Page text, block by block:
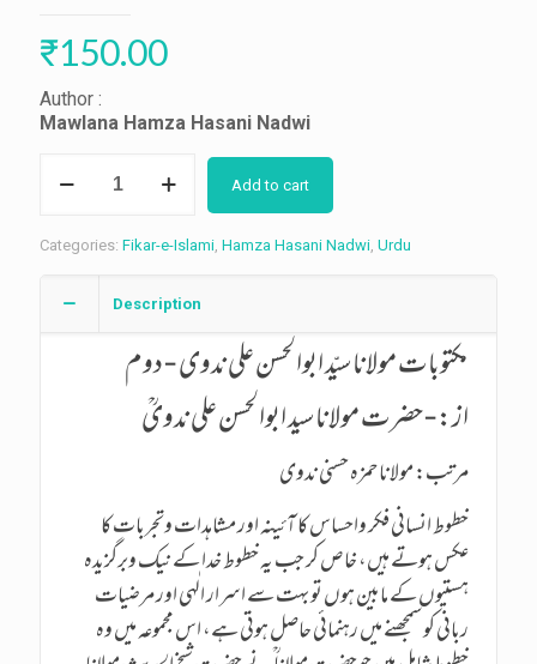
₹150.00
Author :
Mawlana Hamza Hasani Nadwi
Add to cart
Categories: Fikar-e-Islami, Hamza Hasani Nadwi, Urdu
Description
از:-حضرت مولانا سید ابوالحسن علی ندویؒ
مرتب: مولانا حمزہ حسنی ندوی
خطوط انسانی فکر واحساس کا آئینہ اور مشاہدات وتجربات کا
عکس ہوتے ہیں، خاص کر جب یہ خطوط خدا کے نیک وبرگزیدہ
ہستیوں کے مابین ہوں تو بہت سے اسرار الٰہی اور مرضیات
ربانی کو سمجھنے میں رہنمائی حاصل ہوتی ہے، اس مجموعہ میں وہ